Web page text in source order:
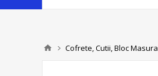
Cofrete, Cutii, Bloc Masura